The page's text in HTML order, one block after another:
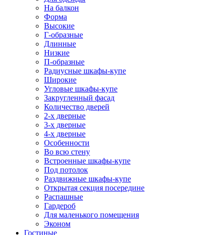
На балкон
Форма
Высокие
Г-образные
Длинные
Низкие
П-образные
Радиусные шкафы-купе
Широкие
Угловые шкафы-купе
Закругленный фасад
Количество дверей
2-х дверные
3-х дверные
4-х дверные
Особенности
Во всю стену
Встроенные шкафы-купе
Под потолок
Раздвижные шкафы-купе
Открытая секция посередине
Распашные
Гардероб
Для маленького помещения
Эконом
Гостиные